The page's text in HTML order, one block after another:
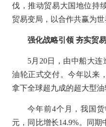
伐，推动贸易大国地位持
贸易变局，以合作共赢为
强化战略引领 夯实贸
5月20日，由中船大
油轮正式交付。今年以来
拿下全球超九成的超大型油
今年前4个月，我国
元，同比增长14.9%。同